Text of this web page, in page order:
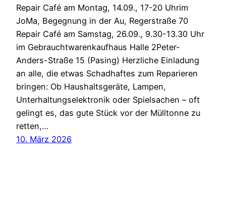
Repair Café am Montag, 14.09., 17-20 Uhrim
JoMa, Begegnung in der Au, Regerstraße 70
Repair Café am Samstag, 26.09., 9.30-13.30 Uhr
im Gebrauchtwarenkaufhaus Halle 2Peter-
Anders-Straße 15 (Pasing) Herzliche Einladung
an alle, die etwas Schadhaftes zum Reparieren
bringen: Ob Haushaltsgeräte, Lampen,
Unterhaltungselektronik oder Spielsachen – oft
gelingt es, das gute Stück vor der Mülltonne zu
retten,…
10. März 2026